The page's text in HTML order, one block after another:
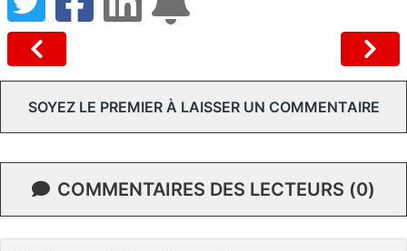
SOYEZ LE PREMIER À LAISSER UN COMMENTAIRE
COMMENTAIRES DES LECTEURS (0)